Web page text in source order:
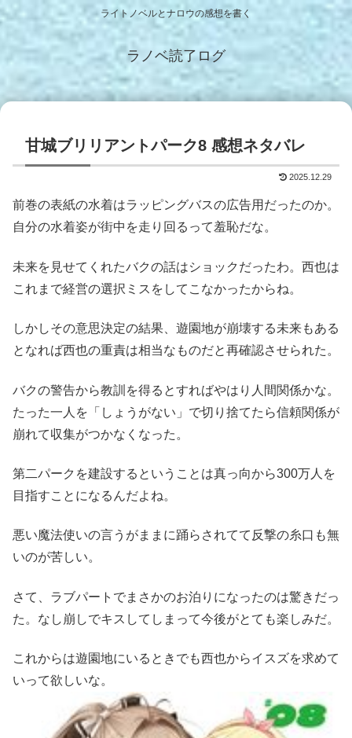
ライトノベルとナロウの感想を書く
ラノベ読了ログ
甘城ブリリアントパーク8 感想ネタバレ
2025.12.29
前巻の表紙の水着はラッピングバスの広告用だったのか。
自分の水着姿が街中を走り回るって羞恥だな。
未来を見せてくれたバクの話はショックだったわ。西也は
これまで経営の選択ミスをしてこなかったからね。
しかしその意思決定の結果、遊園地が崩壊する未来もある
となれば西也の重責は相当なものだと再確認させられた。
バクの警告から教訓を得るとすればやはり人間関係かな。
たった一人を「しょうがない」で切り捨てたら信頼関係が
崩れて収集がつかなくなった。
第二パークを建設するということは真っ向から300万人を
目指すことになるんだよね。
悪い魔法使いの言うがままに踊らされてて反撃の糸口も無
いのが苦しい。
さて、ラブパートでまさかのお泊りになったのは驚きだっ
た。なし崩しでキスしてしまって今後がとても楽しみだ。
これからは遊園地にいるときでも西也からイスズを求めて
いって欲しいな。